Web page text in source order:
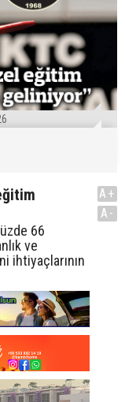
66
ve
ihtiyaçlarının
A+
A-